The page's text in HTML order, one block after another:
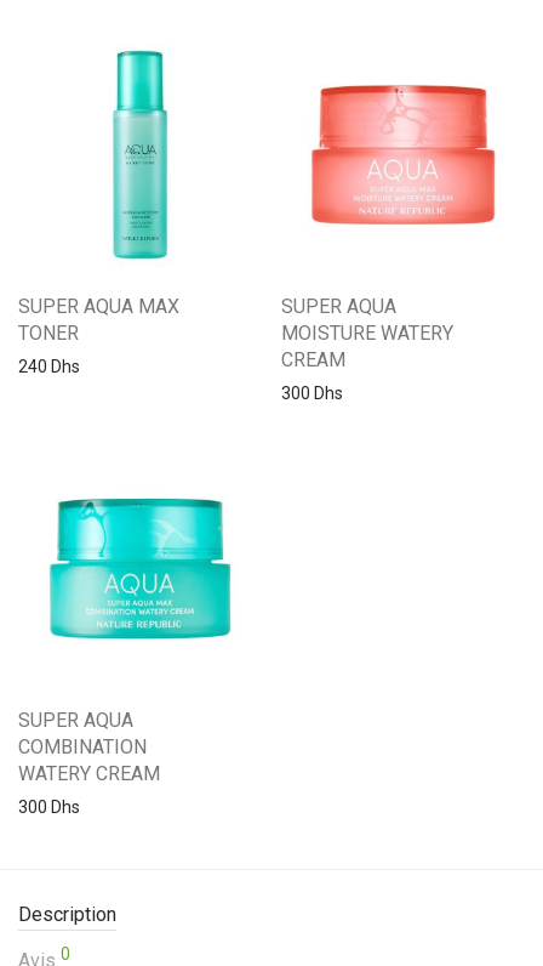
SUPER AQUA MAX
TONER
240 Dhs
SUPER AQUA
MOISTURE WATERY
CREAM
300 Dhs
SUPER AQUA
COMBINATION
WATERY CREAM
300 Dhs
Description
Avis 0